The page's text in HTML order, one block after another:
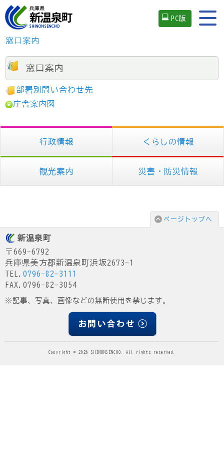
PC版
窓口案内
窓口案内
部署別問い合わせ先
庁舎案内図
行政情報 くらしの情報
観光案内 災害・防災情報
ページトップへ
新温泉町
〒669-6792
兵庫県美方郡新温泉町浜坂2673-1
TEL. 0796-82-3111
FAX.0796-82-3054
※記事、写真、画像などの無断使用を禁じます。
Copyright © 2026 SHINONSENCHO. All rights reserved.